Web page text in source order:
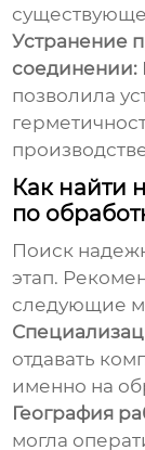
Устранение
соединении:
позволила
Как найти
по
Поиск
этап.
следующие
отдавать
именно на
География
могла